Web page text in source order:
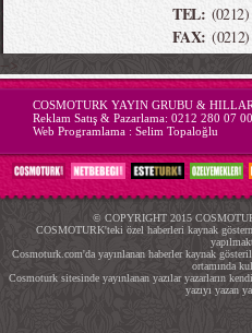
TEL:
FAX:
-->
COSMOTURK YAYIN GRUBU &
Reklam Satış & Pazarlama: 0212 280 07 00
Web Programlama : Selim Topaloğlu
© COPYRIGHT 2015
COSMOTURK'teki özel haberleri kaynak
Cosmoturk.com'da yayınlanan haberler kaynak
ortamında
Cosmoturk sitesinde yayınlanan yazılar yazarların
yazıyı yazan